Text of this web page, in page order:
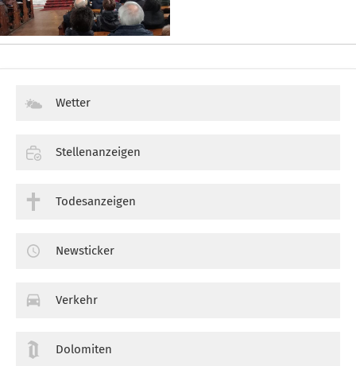
Wetter
Stellenanzeigen
Todesanzeigen
Newsticker
Verkehr
Dolomiten